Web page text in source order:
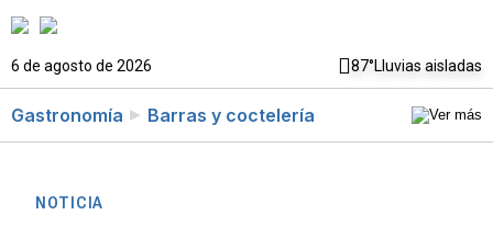
6 de agosto de 2026 87°Lluvias aisladas
Gastronomía Barras y coctelería
NOTICIA